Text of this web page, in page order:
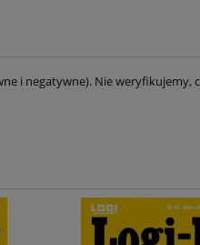
i negatywne). Nie